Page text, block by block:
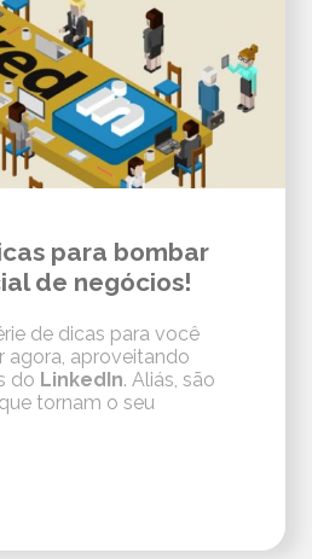
para bombar
de negócios!
de dicas para você
agora, aproveitando
do LinkedIn. Aliás, são
tornam o seu